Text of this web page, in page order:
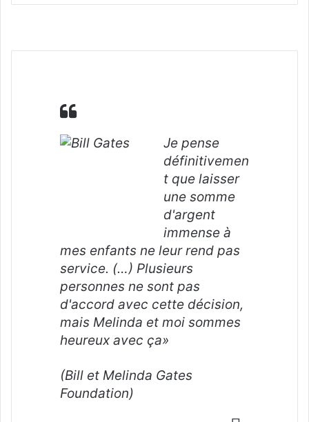
Je pense
définitivemen
t que laisser
une somme
d'argent
immense à
mes enfants ne leur rend pas
service. (…) Plusieurs
personnes ne sont pas
d'accord avec cette décision,
mais Melinda et moi sommes
heureux avec ça»
(Bill et Melinda Gates
Foundation)